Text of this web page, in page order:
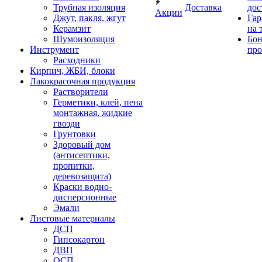
Трубная изоляция
Джут, пакля, жгут
Керамзит
Шумоизоляция
Инструмент
Расходники
Кирпич, ЖБИ, блоки
Лакокрасочная продукция
Растворители
Герметики, клей, пена
монтажная, жидкие
гвозди
Грунтовки
Здоровый дом
(антисептики,
пропитки,
деревозащита)
Краски водно-
дисперсионные
Эмали
Листовые материалы
ДСП
Гипсокартон
ДВП
Акции
Доставка
на